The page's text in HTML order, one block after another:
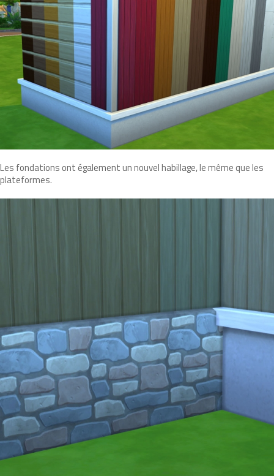
Les fondations ont également un nouvel habillage, le même que les
plateformes.